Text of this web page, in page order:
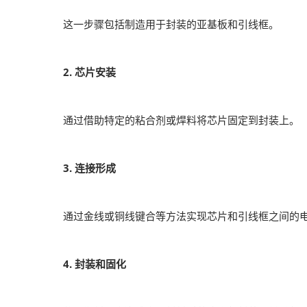
这一步骤包括制造用于封装的亚基板和引线框。
2. 芯片安装
通过借助特定的粘合剂或焊料将芯片固定到封装上。
3. 连接形成
通过金线或铜线键合等方法实现芯片和引线框之间的
4. 封装和固化